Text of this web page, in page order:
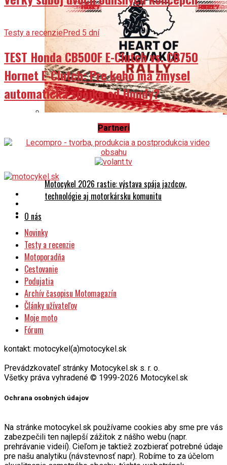
Orientačná rally otvorí motosezónu v Banskobystrickom
kraji
Motocykel 2026 rastie: výstava spája jazdcov,
technológie aj motorkársku komunitu
O nás
Testy a recenziePred 5 dní
TEST Honda CB500F E-Clutch vs. CB750
Hornet E-Clutch: Pre koho má zmysel
automatická spojka od Hondy?
Partneri
Novinky
Testy a recenzie
Motoporadňa
Cestovanie
Podujatia
Archív časopisu Motomagazín
Články užívateľov
Moje moto
Fórum
kontakt: motocykel(a)motocykel.sk
Prevádzkovateľ stránky Motocykel.sk s. r. o.
Všetky práva vyhradené © 1999-2026 Motocykel.sk
Ochrana osobných údajov
Na stránke motocykel.sk používame cookies aby sme pre vás
zabezpečili ten najlepší zážitok z nášho webu (napr.
prehrávanie videií). Cieľom je taktiež zozbierať potrebné údaje
pre našu analytiku (návstevnosť napr). Robíme to za účelom